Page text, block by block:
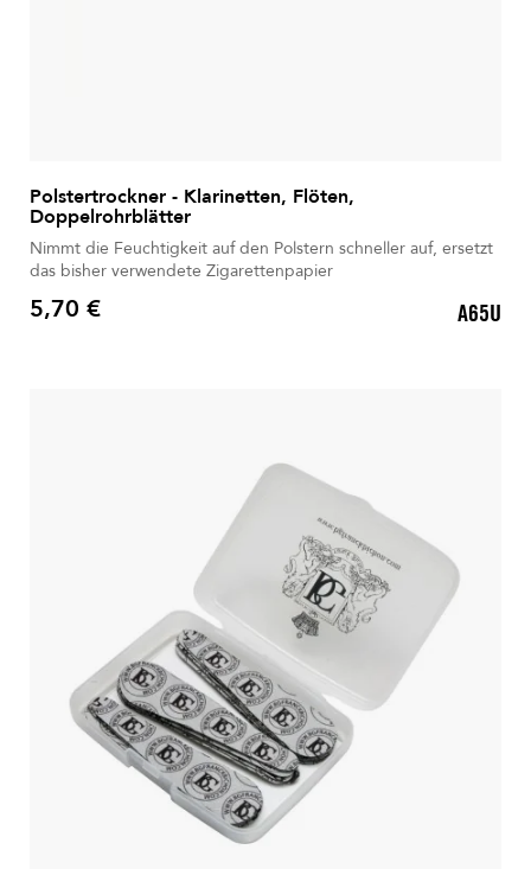
Polstertrockner - Klarinetten, Flöten,
Doppelrohrblätter
Nimmt die Feuchtigkeit auf den Polstern schneller auf, ersetzt
das bisher verwendete Zigarettenpapier
Preis
5,70 € A65U